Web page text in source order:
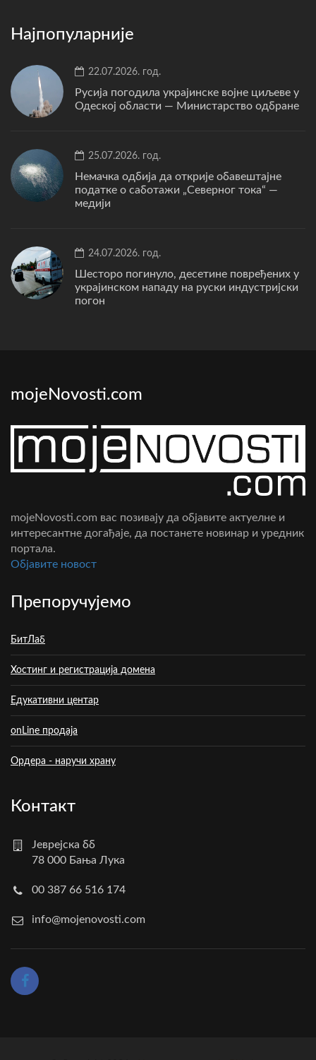
Најпопуларније
22.07.2026. год.
Русија погодила украјинске војне циљеве у
Одеској области — Министарство одбране
25.07.2026. год.
Немачка одбија да открије обавештајне
податке о саботажи „Северног тока“ —
медији
24.07.2026. год.
Шесторо погинуло, десетине повређених у
украјинском нападу на руски индустријски
погон
mojeNovosti.com
mojeNovosti.com вас позивају да објавите актуелне и
интересантне догађаје, да постанете новинар и уредник
портала.
Oбјавите новост
Препоручујемо
БитЛаб
Хостинг и регистрација домена
Едукативни центар
onLine продаја
Ордера - наручи храну
Контакт
Јеврејска бб
78 000 Бања Лука
00 387 66 516 174
info@mojenovosti.com